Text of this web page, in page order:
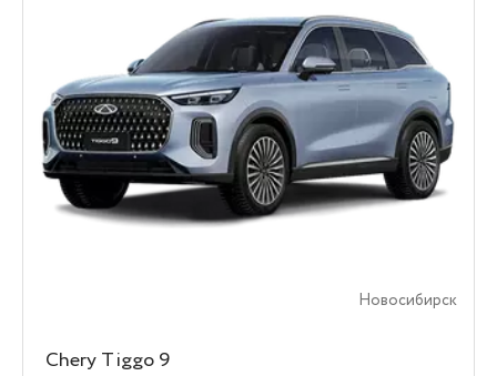
Новосибирск
Chery Tiggo 9